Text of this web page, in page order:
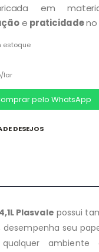
em
e praticidadeno
estoque
lar
pelo WhatsApp
DESEJOS
Plasvale possui
desempenha seu
qualquer